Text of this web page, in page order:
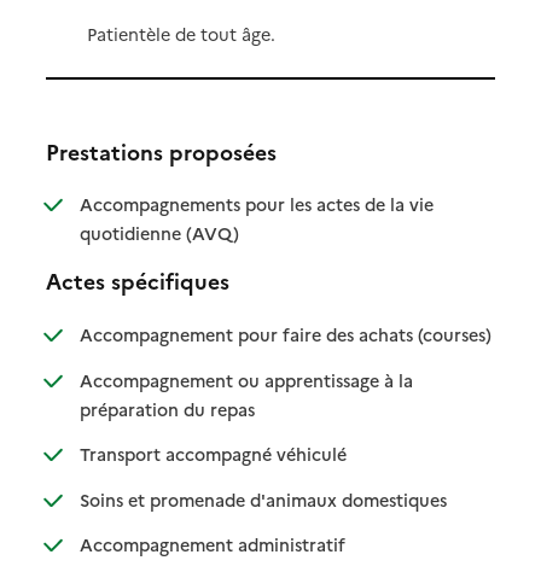
Patientèle de tout âge.
Prestations proposées
Accompagnements pour les actes de la vie
quotidienne (AVQ): disponible
: non disponible
Actes spécifiques
Accompagnement pour faire des achats (courses)
:
: non
Accompagnement ou apprentissage à la
préparation du repas: disponible
: non disponible
Transport accompagné véhiculé: disponible
: non disponible
Soins et promenade d'animaux domestiques: disponible
: non
Accompagnement administratif: disponible
: non disponible